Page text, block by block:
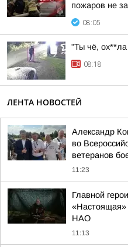
пожаров не
08:05
"Ты чё,
08:18
ЛЕНТА НОВОСТЕЙ
Александр
во
ветеранов
11:23
Главной
«Настоящая»
НАО
11:13